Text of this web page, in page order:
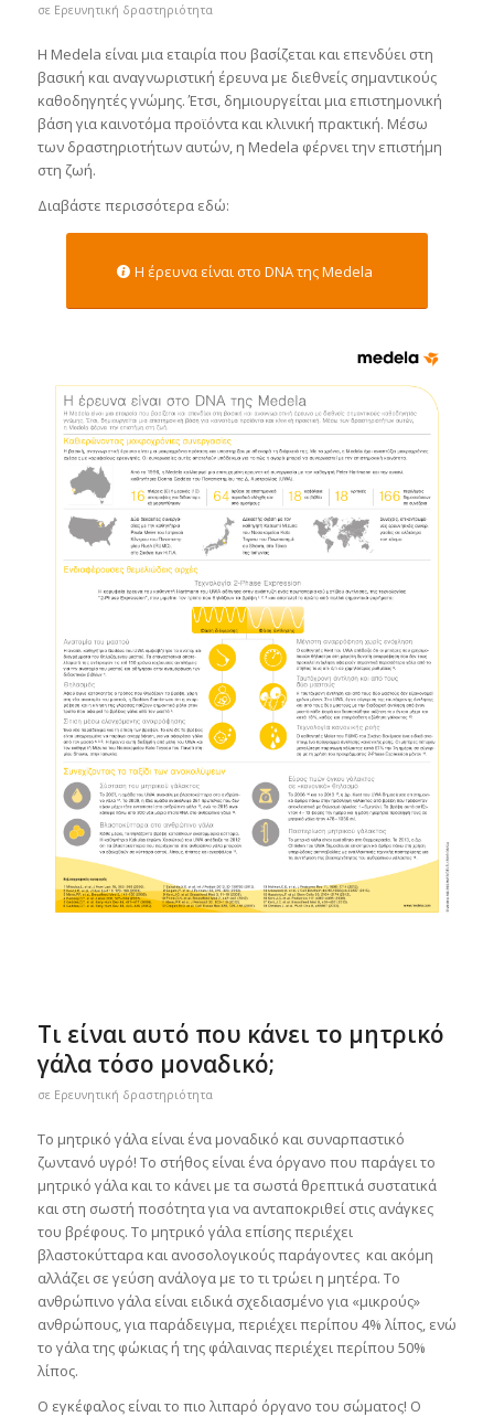
σε Ερευνητική δραστηριότητα
H Medela είναι μια εταιρία που βασίζεται και επενδύει στη
βασική και αναγνωριστική έρευνα με διεθνείς σημαντικούς
καθοδηγητές γνώμης. Έτσι, δημιουργείται μια επιστημονική
βάση για καινοτόμα προϊόντα και κλινική πρακτική. Μέσω
των δραστηριοτήτων αυτών, η Medela φέρνει την επιστήμη
στη ζωή.
Διαβάστε περισσότερα εδώ:
H έρευνα είναι στο DNA της Medela
Τι είναι αυτό που κάνει το μητρικό
γάλα τόσο μοναδικό;
σε Ερευνητική δραστηριότητα
Το μητρικό γάλα είναι ένα μοναδικό και συναρπαστικό
ζωντανό υγρό! Το στήθος είναι ένα όργανο που παράγει το
μητρικό γάλα και το κάνει με τα σωστά θρεπτικά συστατικά
και στη σωστή ποσότητα για να ανταποκριθεί στις ανάγκες
του βρέφους. Το μητρικό γάλα επίσης περιέχει
βλαστοκύτταρα και ανοσολογικούς παράγοντες και ακόμη
αλλάζει σε γεύση ανάλογα με το τι τρώει η μητέρα. Το
ανθρώπινο γάλα είναι ειδικά σχεδιασμένο για «μικρούς»
ανθρώπους, για παράδειγμα, περιέχει περίπου 4% λίπος, ενώ
το γάλα της φώκιας ή της φάλαινας περιέχει περίπου 50%
λίπος.
Ο εγκέφαλος είναι το πιο λιπαρό όργανο του σώματος! Ο